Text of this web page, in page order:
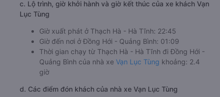
c. Lộ trình, giờ khởi hành và giờ kết thúc của xe khách Vạn
Lục Tùng
Giờ xuất phát ở Thạch Hà - Hà Tĩnh: 22:45
Giờ đến nơi ở Đồng Hới - Quảng Bình: 01:09
Thời gian chạy từ Thạch Hà - Hà Tĩnh đi Đồng Hới -
Quảng Bình của nhà xe Vạn Lục Tùng khoảng: 2.4
giờ
d. Các điểm đón khách của nhà xe Vạn Lục Tùng